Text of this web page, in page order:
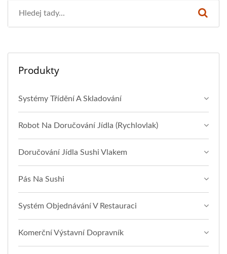
Produkty
Systémy Třídění A Skladování
Robot Na Doručování Jídla (rychlovlak)
Doručování Jídla Sushi Vlakem
Pás Na Sushi
Systém Objednávání V Restauraci
Komerční Výstavní Dopravník